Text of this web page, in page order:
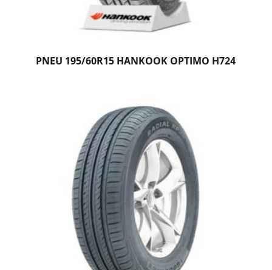
PNEU 195/60R15 HANKOOK OPTIMO H724